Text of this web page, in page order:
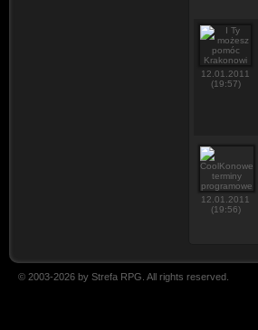
12.01.2011
(19:57)
12.01.2011
(19:56)
© 2003-2026 by Strefa RPG. All rights reserved.